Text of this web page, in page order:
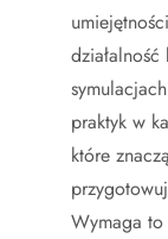
praktyk w
które
Wymaga